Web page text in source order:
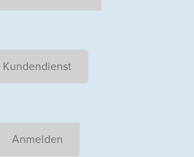
Kundendienst
Anmelden